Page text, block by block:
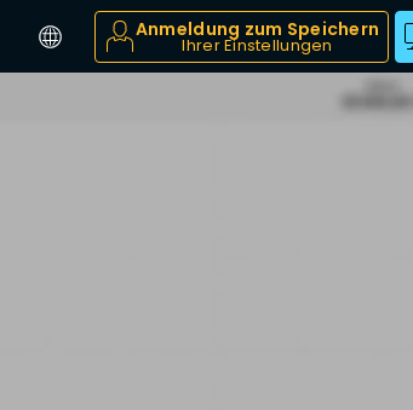
Anmeldung zum Speichern
Ihrer Einstellungen